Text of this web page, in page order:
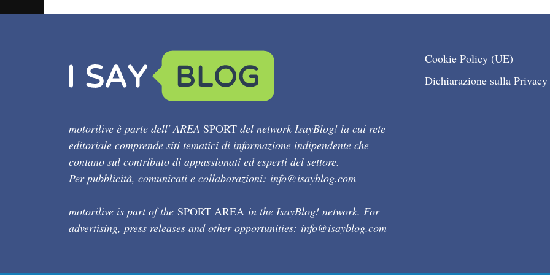
motorilive è parte dell' AREA SPORT del network IsayBlog! la cui rete
editoriale comprende siti tematici di informazione indipendente che
contano sul contributo di appassionati ed esperti del settore.
Per pubblicità, comunicati e collaborazioni: info@isayblog.com
motorilive is part of the SPORT AREA in the IsayBlog! network. For
advertising, press releases and other opportunities: info@isayblog.com
Cookie Policy (UE)
Dichiarazione sulla